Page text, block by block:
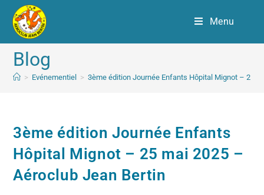
Menu
Blog
> Evénementiel > 3ème édition Journée Enfants Hôpital Mignot – 25
3ème édition Journée Enfants
Hôpital Mignot – 25 mai 2025 –
Aéroclub Jean Bertin